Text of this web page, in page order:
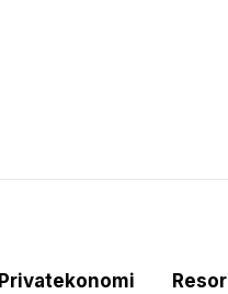
Privatekonomi Resor